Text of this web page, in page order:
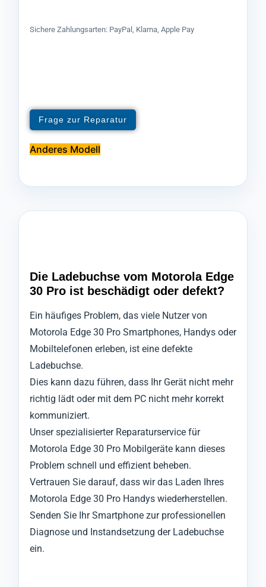
Sichere Zahlungsarten: PayPal, Klarna, Apple Pay
Frage zur Reparatur
Anderes Modell
Die Ladebuchse vom Motorola Edge
30 Pro ist beschädigt oder defekt?
Ein häufiges Problem, das viele Nutzer von
Motorola Edge 30 Pro Smartphones, Handys oder
Mobiltelefonen erleben, ist eine defekte
Ladebuchse.
Dies kann dazu führen, dass Ihr Gerät nicht mehr
richtig lädt oder mit dem PC nicht mehr korrekt
kommuniziert.
Unser spezialisierter Reparaturservice für
Motorola Edge 30 Pro Mobilgeräte kann dieses
Problem schnell und effizient beheben.
Vertrauen Sie darauf, dass wir das Laden Ihres
Motorola Edge 30 Pro Handys wiederherstellen.
Senden Sie Ihr Smartphone zur professionellen
Diagnose und Instandsetzung der Ladebuchse
ein.